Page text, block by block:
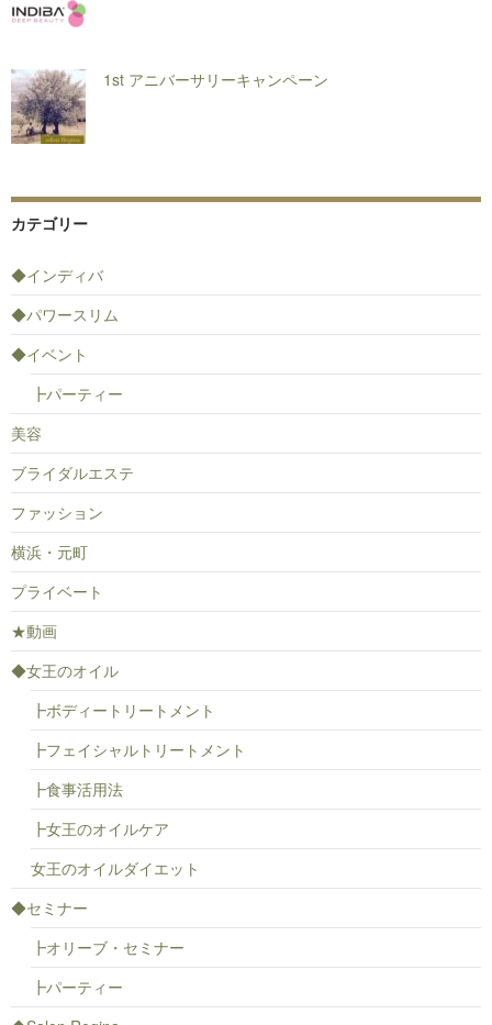
1st アニバーサリーキャンペーン
カテゴリー
◆インディバ
◆パワースリム
◆イベント
┣パーティー
美容
ブライダルエステ
ファッション
横浜・元町
プライベート
★動画
◆女王のオイル
┣ボディートリートメント
┣フェイシャルトリートメント
┣食事活用法
┣女王のオイルケア
女王のオイルダイエット
◆セミナー
┣オリーブ・セミナー
┣パーティー